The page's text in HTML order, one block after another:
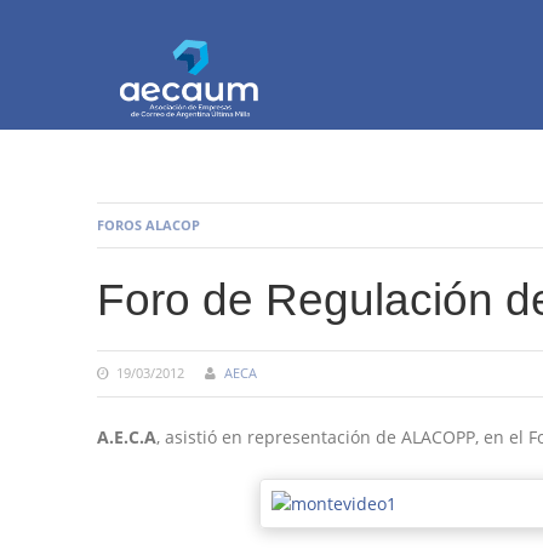
FOROS ALACOP
Foro de Regulación
19/03/2012 AECA
A.E.C.A, asistió en representación de ALACOPP, en el